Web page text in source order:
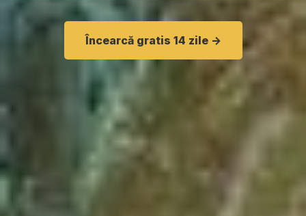
Încearcă gratis 14 zile ->